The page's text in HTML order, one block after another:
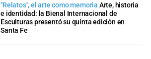
"Relatos", el arte como memoria Arte, historia
e identidad: la Bienal Internacional de
Esculturas presentó su quinta edición en
Santa Fe